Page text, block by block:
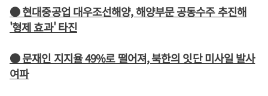
● 현대중공업 대우조선해양, 해양부문 공동수주 추진해
'형제 효과' 타진
● 문재인 지지율 49%로 떨어져, 북한의 잇단 미사일 발사
여파